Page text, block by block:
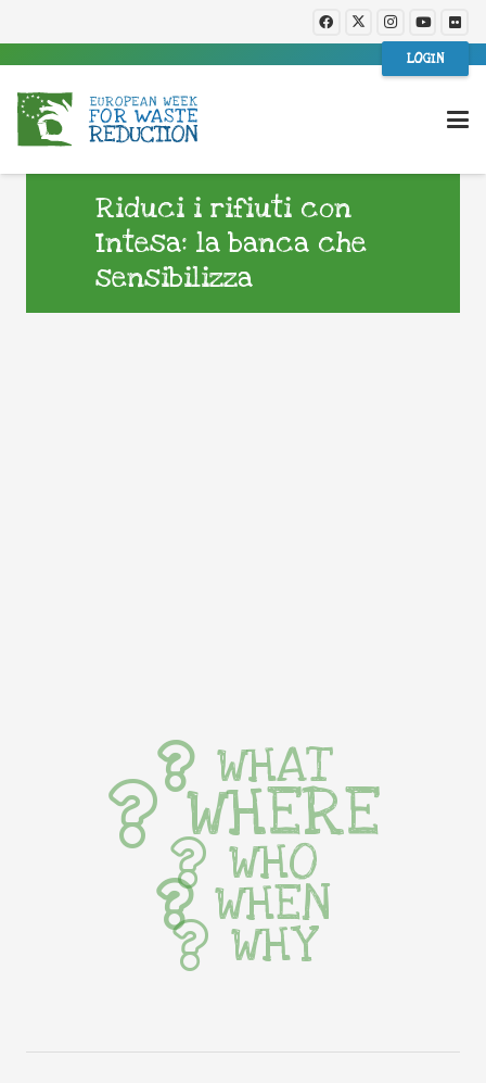
LOGIN
Riduci i rifiuti con
Intesa: la banca che
sensibilizza
WHAT
WHERE
WHO
WHEN
WHY